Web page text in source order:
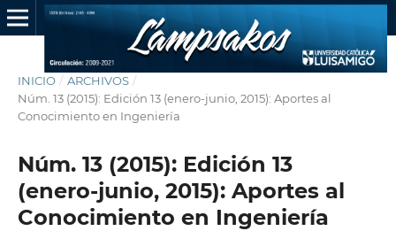
INICIO / ARCHIVOS /
Núm. 13 (2015): Edición 13 (enero-junio, 2015): Aportes al
Conocimiento en Ingeniería
Núm. 13 (2015): Edición 13
(enero-junio, 2015): Aportes al
Conocimiento en Ingeniería